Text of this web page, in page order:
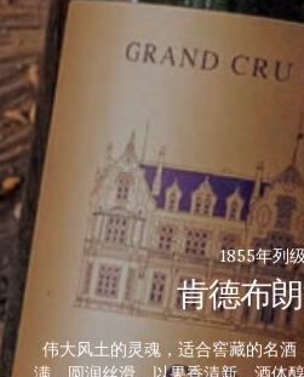
1855年列
肯德布
伟大风土的灵魂，适合窖藏的名